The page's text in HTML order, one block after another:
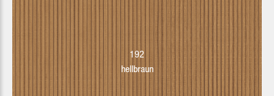
192
hellbraun